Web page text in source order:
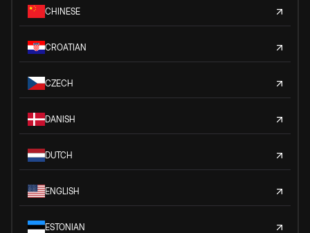
CHINESE
CROATIAN
CZECH
DANISH
DUTCH
ENGLISH
ESTONIAN